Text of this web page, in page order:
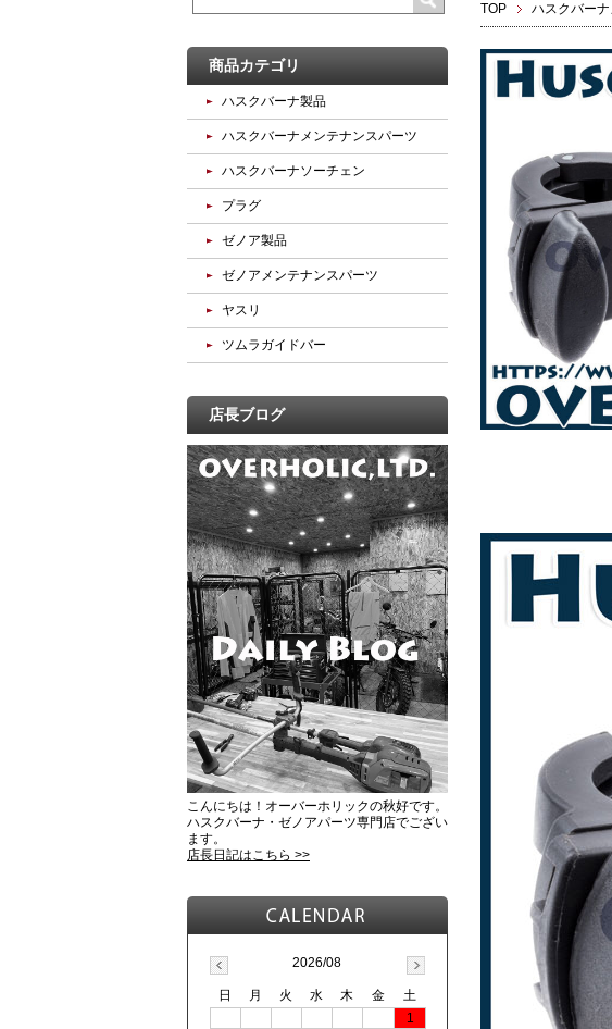
TOP ハスクバー
商品カテゴリ
ハスクバーナ製品
ハスクバーナメンテナンスパーツ
ハスクバーナソーチェン
プラグ
ゼノア製品
ゼノアメンテナンスパーツ
ヤスリ
ツムラガイドバー
店長ブログ
こんにちは！オーバーホリックの秋好です。
ハスクバーナ・ゼノアパーツ専門店でござい
ます。
店長日記はこちら >>
2026/08
日 月 火 水 木 金
土
1